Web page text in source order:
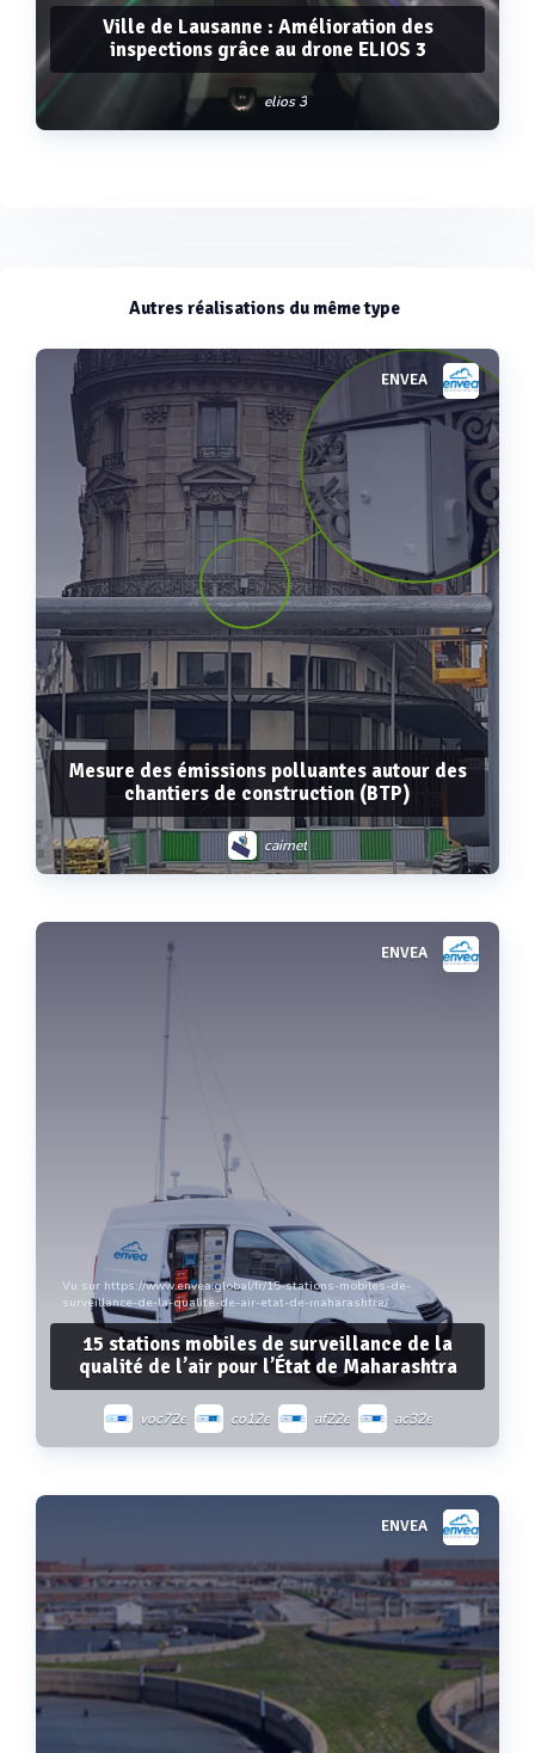
Ville de Lausanne : Amélioration des
inspections grâce au drone ELIOS 3
elios 3
Autres réalisations du même type
ENVEA
Mesure des émissions polluantes autour des
chantiers de construction (BTP)
cairnet
ENVEA
Vu sur https://www.envea.global/fr/15-stations-mobiles-de-
surveillance-de-la-qualite-de-air-etat-de-maharashtra/
15 stations mobiles de surveillance de la
qualité de l’air pour l’État de Maharashtra
voc72e co12e af22e ac32e
ENVEA